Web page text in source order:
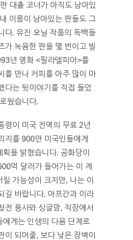
대출 코너가 아직도 남아있
이름이 남아있는 판들도 그
다. 유진 오닐 작품의 독백들
가 녹음한 판을 몇 번이고 빌
년 영화 <필라델피아>를
를 만나 커피를 아주 많이 마
다는 뒷이야기를 직접 들었
웠습니다.
령이 미국 전역의 무료 2년
지를 900만 미국인들에게
을 밝혔습니다. 공화당이
억 달러가 들어가는 이 계
가능성이 크지만, 나는 이
길 바랍니다. 아프간과 이라
전 용사와 싱글맘, 직장에서
에게는 인생의 다음 단계로
이 되어줄, 보다 낮은 장벽이